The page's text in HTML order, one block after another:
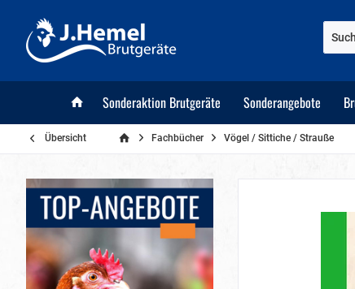
Sonderaktion Brutgeräte Sonderangebote
Übersicht Fachbücher Vögel / Sittiche / Strauße